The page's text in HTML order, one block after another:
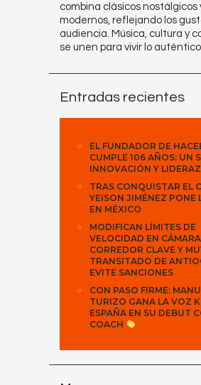
combina clásicos nostálgicos
modernos, reflejando los
audiencia. Música, cultura y
se unen para vivir lo auténtico
Entradas recientes
EL FUNDADOR DE
CUMPLE 106 AÑOS: UN
INNOVACIÓN Y
TRAS CONQUISTAR EL
YEISON JIMÉNEZ PONE
EN MÉXICO
MODIFICAN LÍMITES DE
VELOCIDAD EN
CORREDOR CLAVE Y
TRANSITADO DE
EVITE SANCIONES
CON PASO FIRME:
TURIZO GANA LA VOZ
ESPAÑA EN SU DEBUT
COACH